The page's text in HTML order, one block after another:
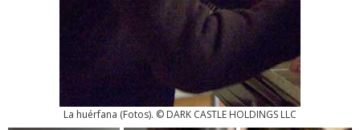
La huérfana (Fotos). © DARK CASTLE HOLDINGS LLC